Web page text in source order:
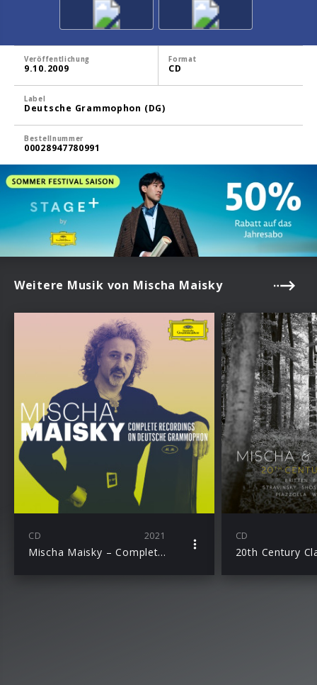
Veröffentlichung
9.10.2009
Format
CD
Label
Deutsche Grammophon (DG)
Bestellnummer
00028947780991
Weitere Musik von Mischa Maisky
CD 2021
Mischa Maisky – Complete Recordings on Deutsche Grammophon
CD
20th Century